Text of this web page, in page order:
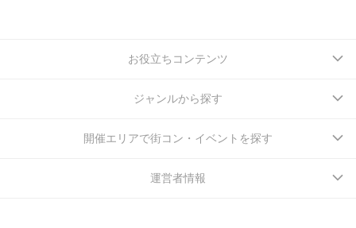
お役立ちコンテンツ
ジャンルから探す
開催エリアで街コン・イベントを探す
運営者情報